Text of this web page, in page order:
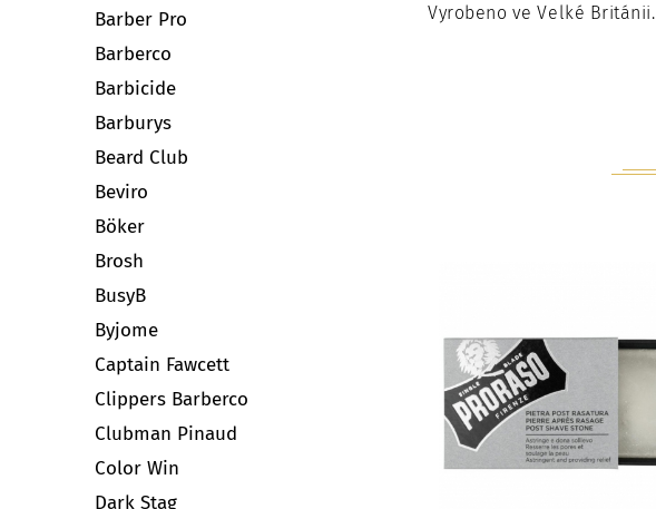
Barber Pro
Barberco
Barbicide
Barburys
Beard Club
Beviro
Böker
Brosh
BusyB
Byjome
Captain Fawcett
Clippers Barberco
Clubman Pinaud
Color Win
Dark Stag
Vyrobeno ve Velké Británii.